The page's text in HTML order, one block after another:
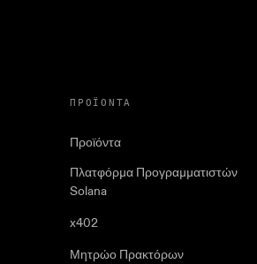
ΠΡΟΪΌΝΤΑ
Προϊόντα
Πλατφόρμα Προγραμματιστών
Solana
x402
Μητρώο Πρακτόρων